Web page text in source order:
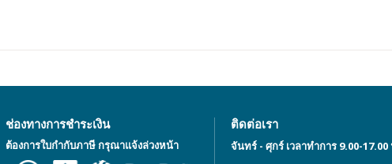
ช่องทางการชำระเงิน
ต้องการใบกำกับภาษี กรุณาแจ้งล่วงหน้า
ติดต่อเรา
จันทร์ - ศุกร์ เวลาทำการ 9.00-17.00